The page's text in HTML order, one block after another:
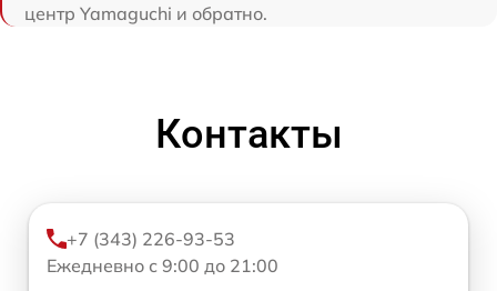
центр Yamaguchi и обратно.
Контакты
+7 (343) 226-93-53
Ежедневно с 9:00 до 21:00